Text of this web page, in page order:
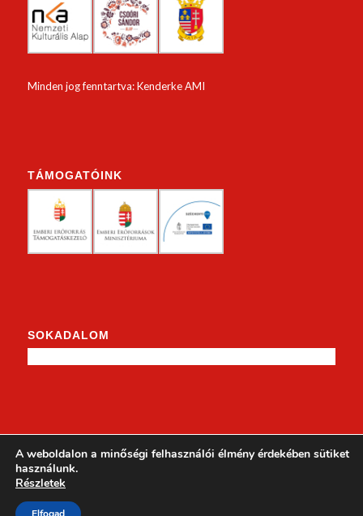
Minden jog fenntartva: Kenderke AMI
TÁMOGATÓINK
SOKADALOM
A weboldalon a minőségi felhasználói élmény érdekében sütiket
használunk.
Részletek